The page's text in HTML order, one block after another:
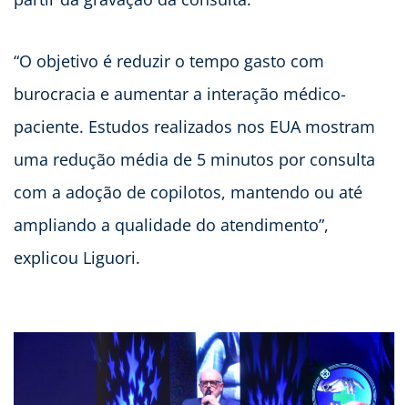
“O objetivo é reduzir o tempo gasto com
burocracia e aumentar a interação médico-
paciente. Estudos realizados nos EUA mostram
uma redução média de 5 minutos por consulta
com a adoção de copilotos, mantendo ou até
ampliando a qualidade do atendimento”,
explicou Liguori.